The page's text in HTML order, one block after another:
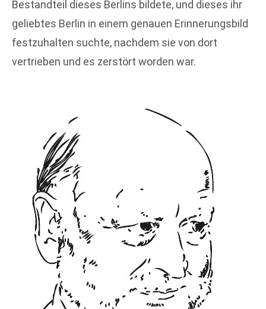
Bestandteil dieses Berlins bildete, und dieses ihr
geliebtes Berlin in einem genauen Erinnerungsbild
festzuhalten suchte, nachdem sie von dort
vertrieben und es zerstört worden war.